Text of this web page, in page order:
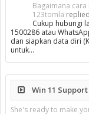
Bagaimana
123tomla replied
Cukup hubungi
1500286 atau
dan siapkan data diri
untuk…
Win 11 Support
She's ready to make